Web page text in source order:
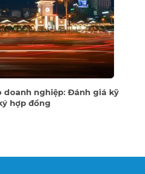
doanh nghiệp: Đánh giá kỹ
hợp đồng